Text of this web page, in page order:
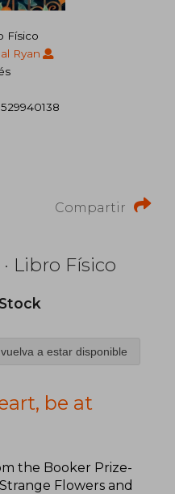
Físico
Ryan
Compartir
· Libro Físico
a estar disponible
be at
the Booker Prize-
Flowers and